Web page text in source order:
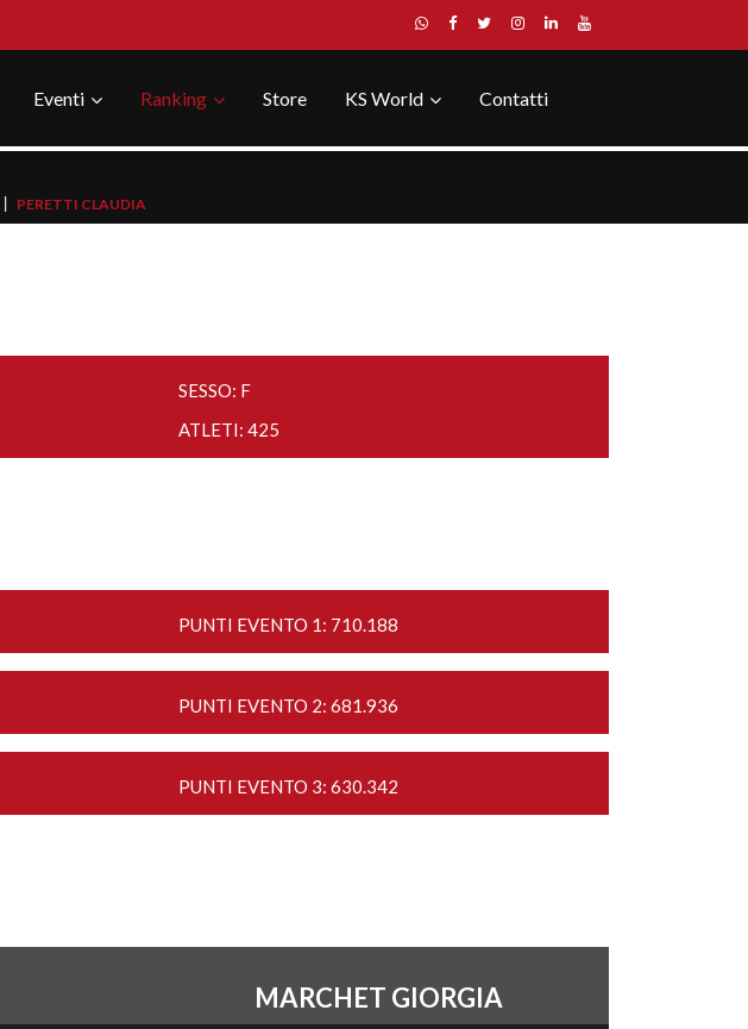
Eventi Ranking Store KS World Contatti
PERETTI CLAUDIA
SESSO: F
ATLETI: 425
PUNTI EVENTO 1: 710.188
PUNTI EVENTO 2: 681.936
PUNTI EVENTO 3: 630.342
MARCHET GIORGIA